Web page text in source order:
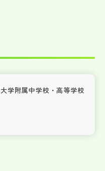
学附属中学校・高等学校